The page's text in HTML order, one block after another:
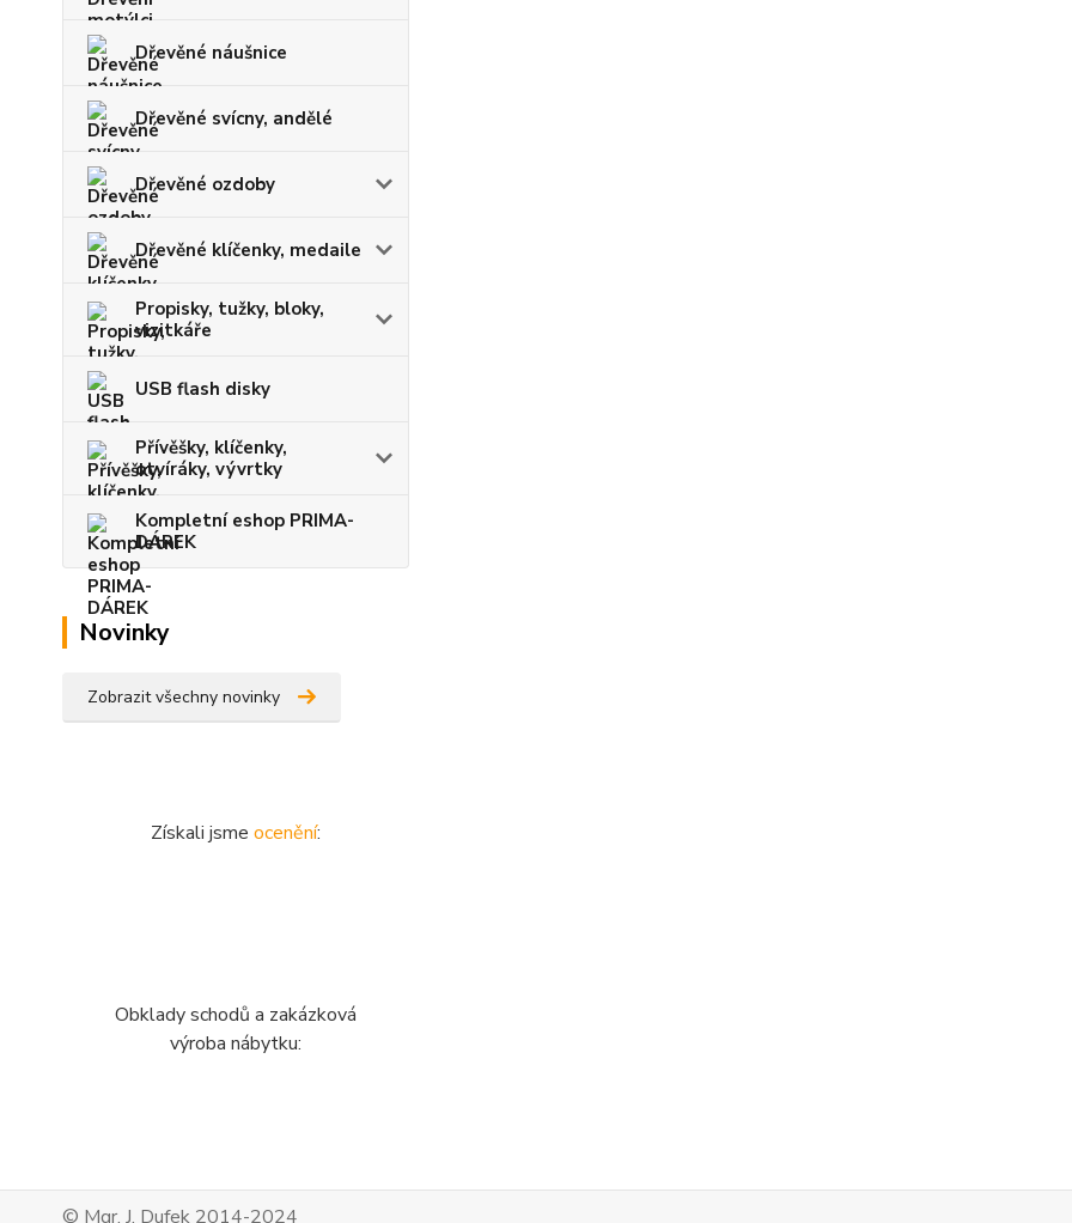
Dřevěné náušnice
Dřevěné svícny, andělé
Dřevěné ozdoby
Dřevěné klíčenky, medaile
Propisky, tužky, bloky,
vizitkáře
USB flash disky
Přívěšky, klíčenky,
otvíráky, vývrtky
Kompletní eshop PRIMA-
DÁREK
Novinky
Zobrazit všechny novinky
Získali jsme ocenění:
Obklady schodů a zakázková
výroba nábytku:
© Mgr. J. Dufek 2014-2024